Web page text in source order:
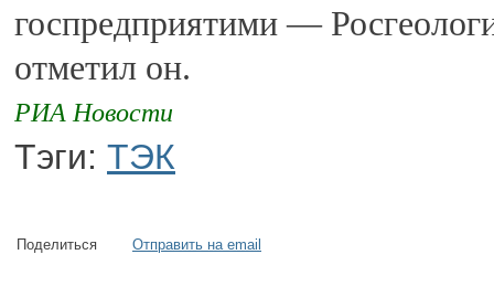
госпредприятими —
отметил он.
РИА Новости
Тэги: ТЭК
Поделиться Отправить на email